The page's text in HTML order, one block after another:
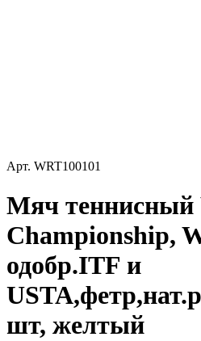
Арт. WRT100101
Мяч теннисный
Championship,
одобр.ITF и
шт, желтый